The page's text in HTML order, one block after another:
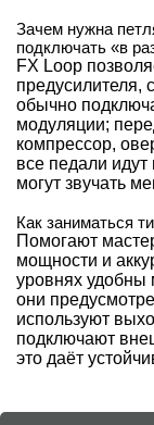
Зачем нужна
подключать «в
FX Loop
предусилителя,
обычно
модуляции;
компрессор,
все педали
могут звучать
Как заниматься
Помогают
мощности и
уровнях удобны
они
используют
подключают
это даёт